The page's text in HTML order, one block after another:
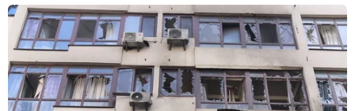
hoàn chỉnh hơn của cuốn “Hồ Chí Minh - Một biên niên
sử.”